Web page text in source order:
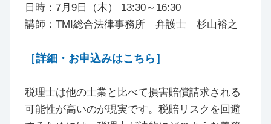
日時：7月9日（木） 13:30～16:30
講師：TMI総合法律事務所 弁護士 杉山裕之
［詳細・お申込みはこちら］
税理士は他の士業と比べて損害賠償請求される
可能性が高いのが現実です。税賠リスクを回避